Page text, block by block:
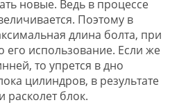
новые. Ведь в процессе
Поэтому в
длина болта, при
использование. Если же
то упрется в дно
цилиндров, в результате
расколет блок.